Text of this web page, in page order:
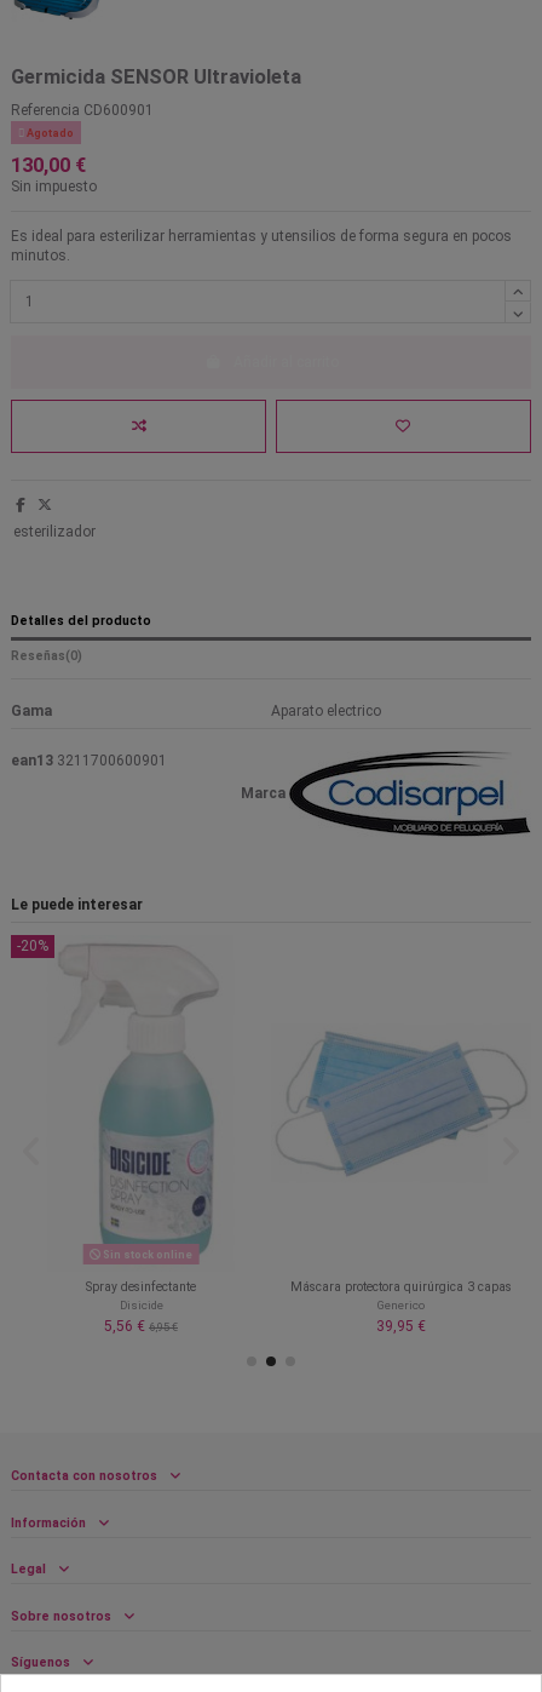
Germicida SENSOR Ultravioleta
Referencia CD600901
 Agotado
130,00 €
Sin impuesto
Es ideal para esterilizar herramientas y utensilios de forma segura en pocos
minutos.
esterilizador
Detalles del producto
Reseñas(0)
Gama Aparato electrico
Marca
ean13 3211700600901
Le puede interesar
-20%
Sin stock online
Spray desinfectante
Disicide
5,56 € 6,95 €
Máscara protectora quirúrgica 3 capas
Generico
39,95 €
Contacta con nosotros
Información
Legal
Sobre nosotros
Síguenos